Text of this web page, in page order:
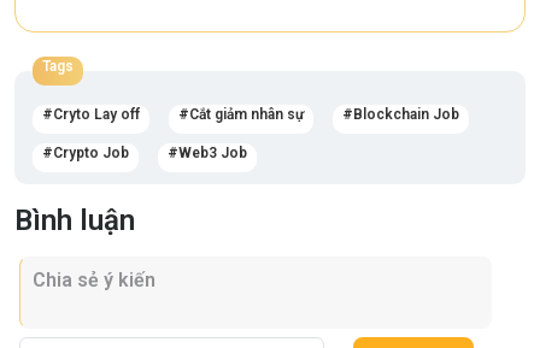
Tags
Cryto Lay off Cắt giảm nhân sự Blockchain Job
Crypto Job Web3 Job
Bình luận